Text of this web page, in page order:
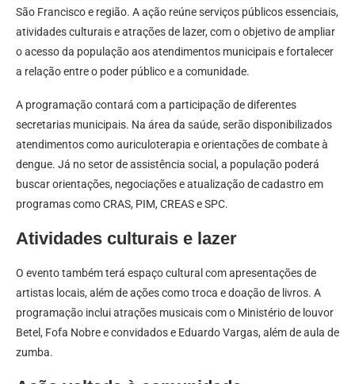
São Francisco e região. A ação reúne serviços públicos essenciais,
atividades culturais e atrações de lazer, com o objetivo de ampliar
o acesso da população aos atendimentos municipais e fortalecer
a relação entre o poder público e a comunidade.
A programação contará com a participação de diferentes
secretarias municipais. Na área da saúde, serão disponibilizados
atendimentos como auriculoterapia e orientações de combate à
dengue. Já no setor de assistência social, a população poderá
buscar orientações, negociações e atualização de cadastro em
programas como CRAS, PIM, CREAS e SPC.
Atividades culturais e lazer
O evento também terá espaço cultural com apresentações de
artistas locais, além de ações como troca e doação de livros. A
programação inclui atrações musicais com o Ministério de louvor
Betel, Fofa Nobre e convidados e Eduardo Vargas, além de aula de
zumba.